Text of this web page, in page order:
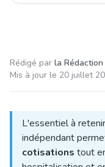
Rédigé par la
Mis à jour le 20 juillet
L'essentiel à
indépendant
cotisations tout